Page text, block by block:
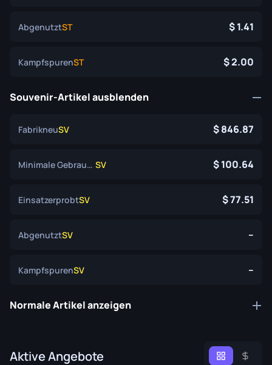
AbgenutztST 1.41
KampfspurenST 2.00
Souvenir-Artikel ausblenden
FabrikneuSV 846.87
Minimale Gebrauchsspuren SV 100.64
EinsatzerprobtSV 77.51
AbgenutztSV --
KampfspurenSV --
Normale Artikel anzeigen
Aktive Angebote